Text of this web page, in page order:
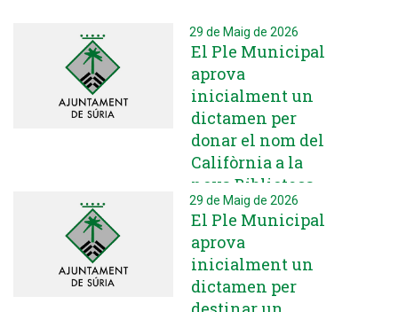
29 de Maig de 2026
El Ple Municipal
aprova
inicialment un
dictamen per
donar el nom del
Califòrnia a la
nova Biblioteca-
Centre Cultural
29 de Maig de 2026
El Ple Municipal
aprova
inicialment un
dictamen per